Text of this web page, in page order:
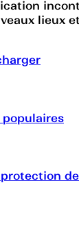
lieux
populaires